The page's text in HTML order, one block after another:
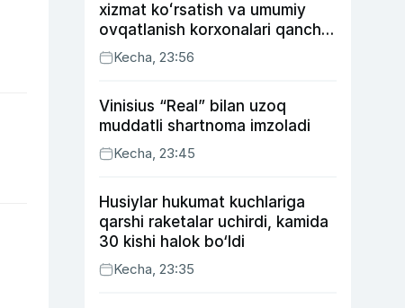
xizmat koʻrsatish va umumiy
ovqatlanish korxonalari qancha
soliq toʻlagani ochiqlandi
Kecha, 23:56
Vinisius “Real” bilan uzoq
muddatli shartnoma imzoladi
Kecha, 23:45
Husiylar hukumat kuchlariga
qarshi raketalar uchirdi, kamida
30 kishi halok bo‘ldi
Kecha, 23:35